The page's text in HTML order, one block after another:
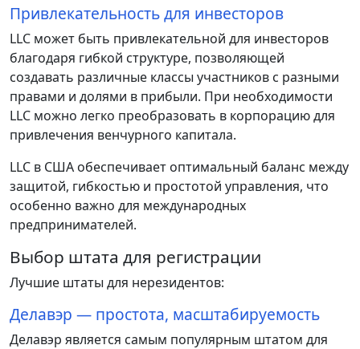
Привлекательность для инвесторов
LLC может быть привлекательной для инвесторов
благодаря гибкой структуре, позволяющей
создавать различные классы участников с разными
правами и долями в прибыли. При необходимости
LLC можно легко преобразовать в корпорацию для
привлечения венчурного капитала.
LLC в США обеспечивает оптимальный баланс между
защитой, гибкостью и простотой управления, что
особенно важно для международных
предпринимателей.
Выбор штата для регистрации
Лучшие штаты для нерезидентов:
Делавэр — простота, масштабируемость
Делавэр является самым популярным штатом для